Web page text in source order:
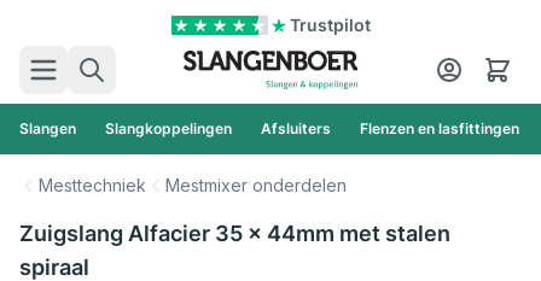
Trustpilot
Zoek
Cart
Slangen Slangkoppelingen Afsluiters Flenzen en lasfittingen
Mesttechniek Mestmixer onderdelen
Zuigslang Alfacier 35 x 44mm met stalen
spiraal